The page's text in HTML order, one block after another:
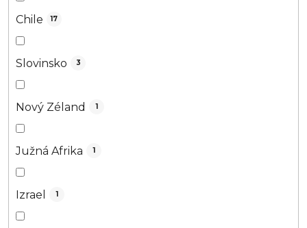
Chile 17
Slovinsko 3
Nový Zéland 1
Južná Afrika 1
Izrael 1